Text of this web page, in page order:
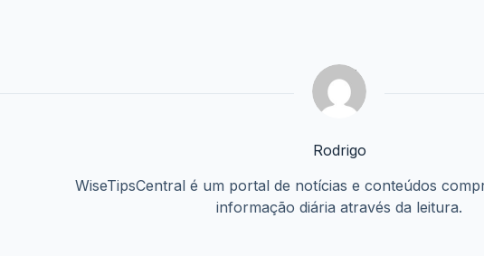
O programa é dividido em faixas de renda, cada uma com suas
enquadrar em uma das faixas do programa e ter acesso aos benefícios.